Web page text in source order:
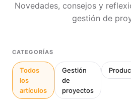
Novedades, consejos y
gestión de
CATEGORÍAS
Todos
los
artículos
Gestión
de
proyectos